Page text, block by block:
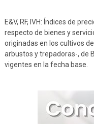
E&V, RF, IVH: Índices de
respecto de bienes y
originadas en los cultivos
arbustos y trepadoras-, de
vigentes en la fecha base.